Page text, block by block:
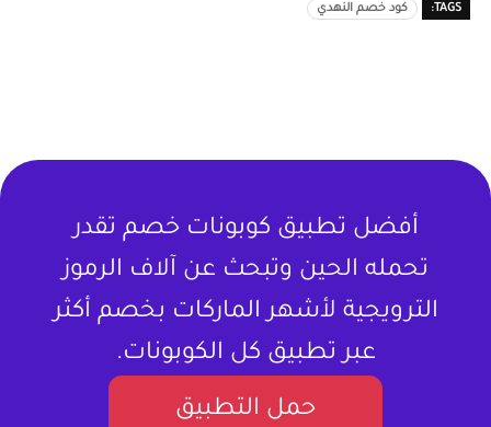
TAGS: كود خصم النهدي
أفضل تطبيق كوبونات خصم تقدر
تحمله الحين وتبحث عن آلاف الرموز
الترويجية لأشهر الماركات بخصم أكثر
عبر تطبيق كل الكوبونات.
حمل التطبيق